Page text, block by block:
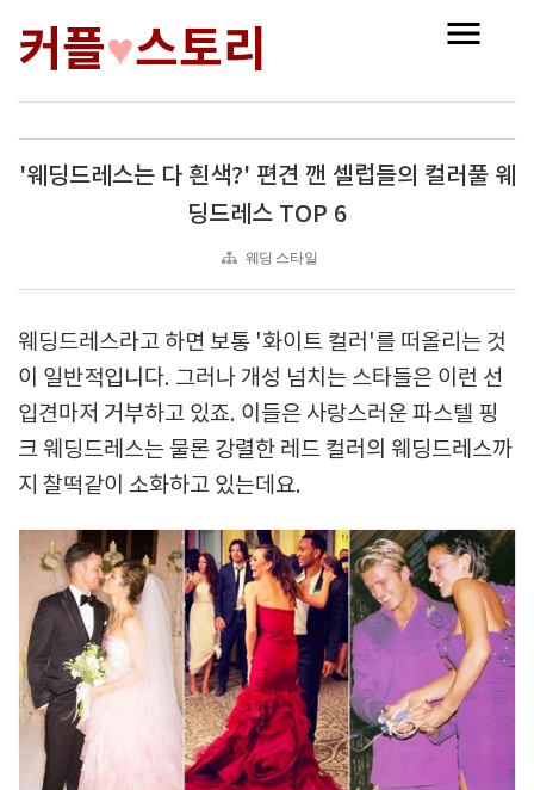
커플♥스토리
'웨딩드레스는 다 흰색?' 편견 깬 셀럽들의 컬러풀 웨
딩드레스 TOP 6
웨딩 스타일
웨딩드레스라고 하면 보통 '화이트 컬러'를 떠올리는 것
이 일반적입니다. 그러나 개성 넘치는 스타들은 이런 선
입견마저 거부하고 있죠. 이들은 사랑스러운 파스텔 핑
크 웨딩드레스는 물론 강렬한 레드 컬러의 웨딩드레스까
지 찰떡같이 소화하고 있는데요.